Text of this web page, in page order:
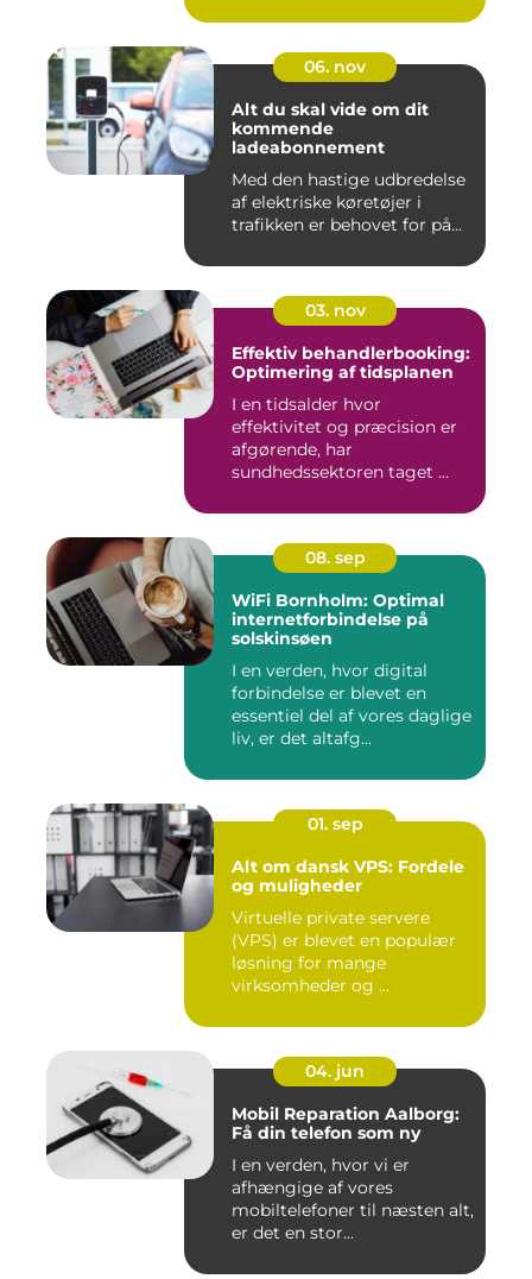
06. nov
Alt du skal vide om dit
kommende
ladeabonnement
Med den hastige udbredelse
af elektriske køretøjer i
trafikken er behovet for på...
03. nov
Effektiv behandlerbooking:
Optimering af tidsplanen
I en tidsalder hvor
effektivitet og præcision er
afgørende, har
sundhedssektoren taget ...
08. sep
WiFi Bornholm: Optimal
internetforbindelse på
solskinsøen
I en verden, hvor digital
forbindelse er blevet en
essentiel del af vores daglige
liv, er det altafg...
01. sep
Alt om dansk VPS: Fordele
og muligheder
Virtuelle private servere
(VPS) er blevet en populær
løsning for mange
virksomheder og ...
04. jun
Mobil Reparation Aalborg:
Få din telefon som ny
I en verden, hvor vi er
afhængige af vores
mobiltelefoner til næsten alt,
er det en stor...